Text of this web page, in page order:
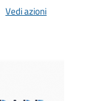
Vedi azioni